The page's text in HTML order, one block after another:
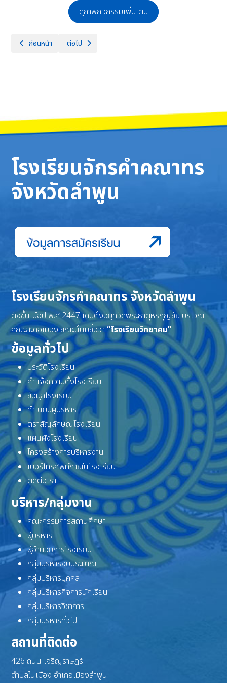
ดูภาพกิจกรรมเพิ่มเติม
เนื้อหาก่อนหน้า: การแข่งขันในรายการ เอ็ดดูพลอยส์ เอแม็ท คำคม ครอสเวิ
ก่อนหน้า เนื้อหาถัดไป: นักเรียนจักรคำฯ ตรวจสุขภาพและสมรรถภา
ต่อไป
โรงเรียนจักรคำคณาทร
จังหวัดลำพูน
โรงเรียนจักรคำคณาทร จังหวัดลำพูน
ตั้งขึ้นเมื่อปี พ.ศ.2447 เดิมตั้งอยู่ที่วัดพระธาตุหริภุญชัย บริเวณ
คณะสะดือเมือง ขณะนั้นมีชื่อว่า“โรงเรียนวิทยาคม”
ข้อมูลทั่วไป
ประวัติโรงเรียน
คำแจ้งความตั้งโรงเรียน
ข้อมูลโรงเรียน
ทำเนียบผู้บริหาร
ตราสัญลักษณ์โรงเรียน
แผนผังโรงเรียน
โครงสร้างการบริหารงาน
เบอร์โทรศัพท์ภายในโรงเรียน
ติดต่อเรา
บริหาร/กลุ่มงาน
คณะกรรมการสถานศึกษา
ผู้บริหาร
ผู้อำนวยการโรงเรียน
กลุ่มบริหารงบประมาณ
กลุ่มบริหารบุคคล
กลุ่มบริหารกิจการนักเรียน
กลุ่มบริหารวิชาการ
กลุ่มบริหารทั่วไป
สถานที่ติดต่อ
426 ถนน เจริญราษฎร์
ตำบลในเมือง อำเภอเมืองลำพูน